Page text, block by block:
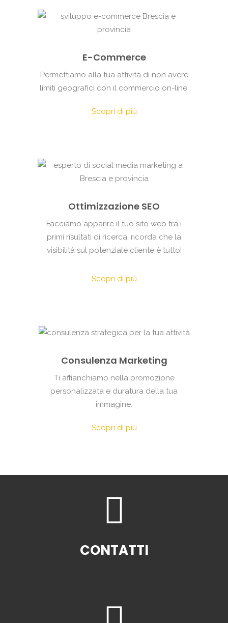
E-Commerce
Permettiamo alla tua attività di non avere
limiti geografici con il commercio on-line.
Scopri di più
Ottimizzazione SEO
Facciamo apparire il tuo sito web tra i
primi risultati di ricerca, ricorda che la
visibilità sul potenziale cliente è tutto!
Scopri di più
Consulenza Marketing
Ti affianchiamo nella promozione
personalizzata e duratura della tua
immagine.
Scopri di più
CONTATTI